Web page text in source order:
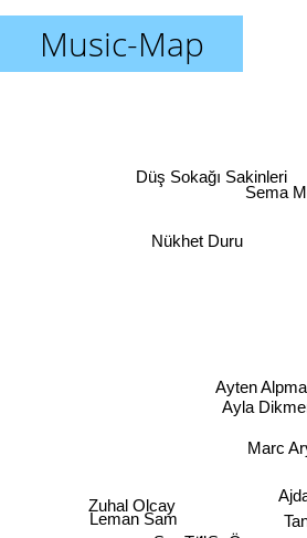
Music-Map
Zuhal Olcay
Leman Sam
Marc
Ayten
Ayla
Nükhet Duru
Düş Sokağı Sakinleri
Sema